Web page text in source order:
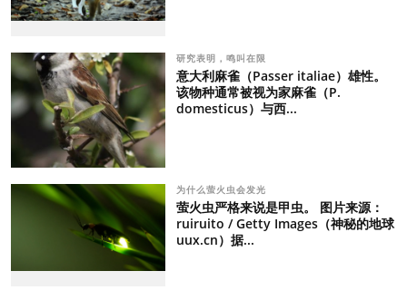
研究表明，鸣叫在限
意大利麻雀（Passer italiae）雄性。
该物种通常被视为家麻雀（P.
domesticus）与西...
为什么萤火虫会发光
萤火虫严格来说是甲虫。 图片来源：
ruiruito / Getty Images（神秘的地球
uux.cn）据...